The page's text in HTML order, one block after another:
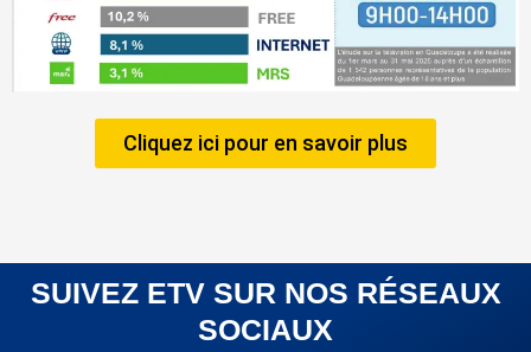
Cliquez ici pour en savoir plus
SUIVEZ ETV SUR NOS RÉSEAUX
SOCIAUX